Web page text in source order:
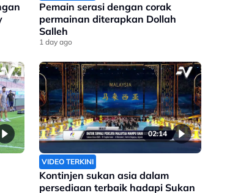
Pemain serasi dengan corak
permainan diterapkan Dollah
Salleh
1 day ago
02:14
VIDEO TERKINI
Kontinjen sukan asia dalam
persediaan terbaik hadapi Sukan